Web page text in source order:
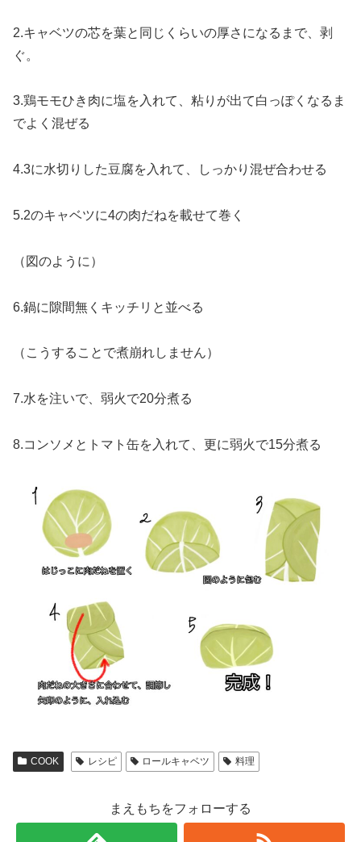
2.キャベツの芯を葉と同じくらいの厚さになるまで、剥
ぐ。
3.鶏モモひき肉に塩を入れて、粘りが出て白っぽくなるま
でよく混ぜる
4.3に水切りした豆腐を入れて、しっかり混ぜ合わせる
5.2のキャベツに4の肉だねを載せて巻く
（図のように）
6.鍋に隙間無くキッチリと並べる
（こうすることで煮崩れしません）
7.水を注いで、弱火で20分煮る
8.コンソメとトマト缶を入れて、更に弱火で15分煮る
COOK レシピ ロールキャベツ 料理
まえもちをフォローする